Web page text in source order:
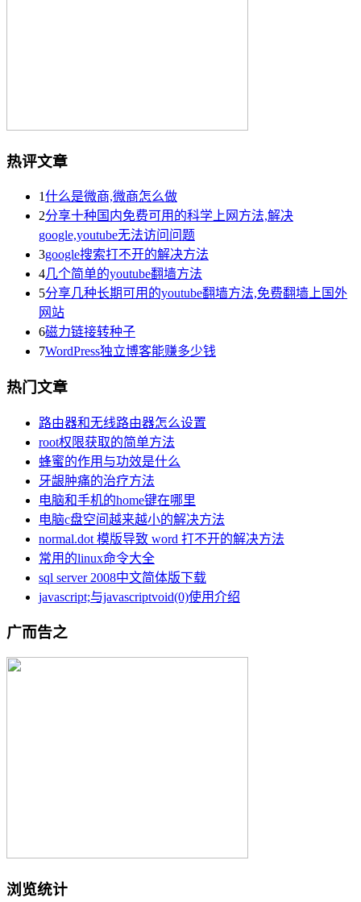
热评文章
1什么是微商,微商怎么做
2分享十种国内免费可用的科学上网方法,解决
google,youtube无法访问问题
3google搜索打不开的解决方法
4几个简单的youtube翻墙方法
5分享几种长期可用的youtube翻墙方法,免费翻墙上国外
网站
6磁力链接转种子
7WordPress独立博客能赚多少钱
热门文章
路由器和无线路由器怎么设置
root权限获取的简单方法
蜂蜜的作用与功效是什么
牙龈肿痛的治疗方法
电脑和手机的home键在哪里
电脑c盘空间越来越小的解决方法
normal.dot 模版导致 word 打不开的解决方法
常用的linux命令大全
sql server 2008中文简体版下载
javascript;与javascriptvoid(0)使用介绍
广而告之
浏览统计